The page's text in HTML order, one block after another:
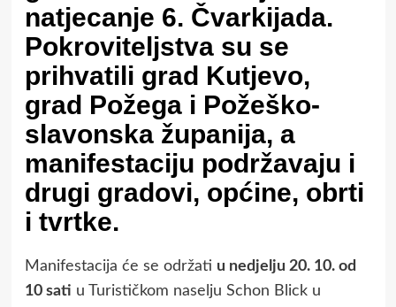
natjecanje 6. Čvarkijada.
Pokroviteljstva su se
prihvatili grad Kutjevo,
grad Požega i Požeško-
slavonska županija, a
manifestaciju podržavaju i
drugi gradovi, općine, obrti
i tvrtke.
Manifestacija će se održati u nedjelju 20. 10. od
10 sati u Turističkom naselju Schon Blick u